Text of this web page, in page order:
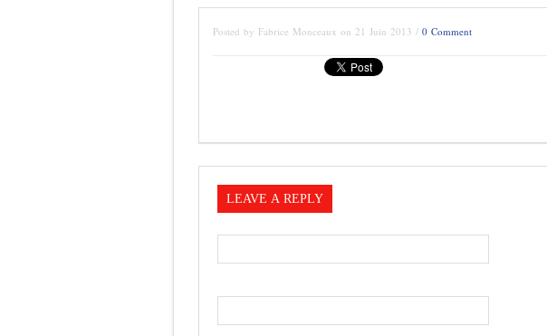
Posted by Fabrice Monceaux on 21 Juin 2013 / 0 Comment
LEAVE A REPLY